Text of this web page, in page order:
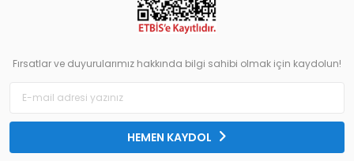
Fırsatlar ve duyurularımız hakkında bilgi sahibi olmak için kaydolun!
HEMEN KAYDOL